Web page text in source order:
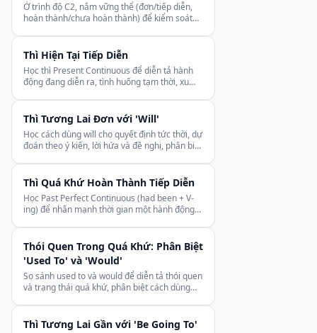
Ở trình độ C2, nắm vững thể (đơn/tiếp diễn,
hoàn thành/chưa hoàn thành) để kiểm soát
Thì Hiện Tại Tiếp Diễn
Học thì Present Continuous để diễn tả hành
động đang diễn ra, tình huống tạm thời, xu
Thì Tương Lai Đơn với 'Will'
Học cách dùng will cho quyết định tức thời, dự
đoán theo ý kiến, lời hứa và đề nghị, phân biệt
Thì Quá Khứ Hoàn Thành Tiếp Diễn
Học Past Perfect Continuous (had been + V-
ing) để nhấn mạnh thời gian một hành động
Thói Quen Trong Quá Khứ: Phân Biệt
'Used To' và 'Would'
So sánh used to và would để diễn tả thói quen
và trạng thái quá khứ, phân biệt cách dùng
Thì Tương Lai Gần với 'Be Going To'